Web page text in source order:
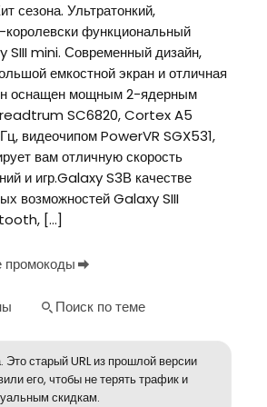
сезона. Ультратонкий,
королевски функциональный
SIII mini. Современный дизайн,
емкостной экран и отличная
оснащен мощным 2-ядерным
SC6820, Cortex A5
видеочипом PowerVR SGX531,
вам отличную скорость
и игр.Galaxy S3В качестве
возможностей Galaxy SIII
[…]
промокоды
Поиск по теме
Это старый URL из прошлой версии
его, чтобы не терять трафик и
скидкам.